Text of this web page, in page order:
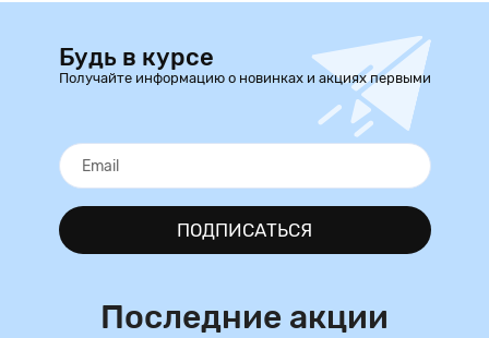
Будь в курсе
Получайте информацию о новинках и акциях первыми
ПОДПИСАТЬСЯ
Последние акции